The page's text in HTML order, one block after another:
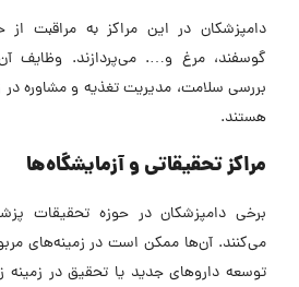
دامپزشکان در این مراکز به مراقبت از
گوسفند، مرغ و…. می‌پردازند. وظایف
بررسی سلامت، مدیریت تغذیه و مشاوره در
هستند.
مراکز تحقیقاتی و آزمایشگاه‌ها
برخی دامپزشکان در حوزه تحقیقات
می‌کنند. آن‌ها ممکن است در زمینه‌های
توسعه داروهای جدید یا تحقیق در